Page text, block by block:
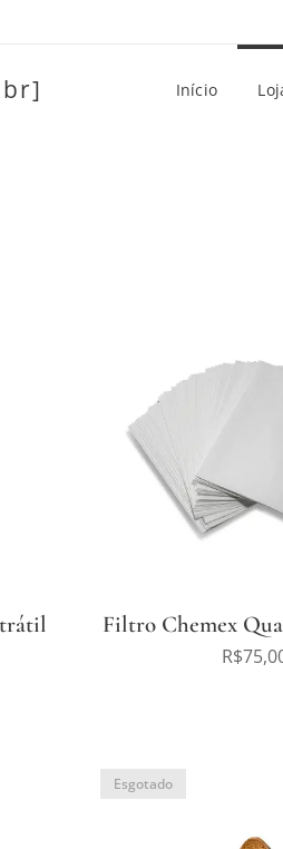
Início
Filtro Chemex
R$
Esgotado